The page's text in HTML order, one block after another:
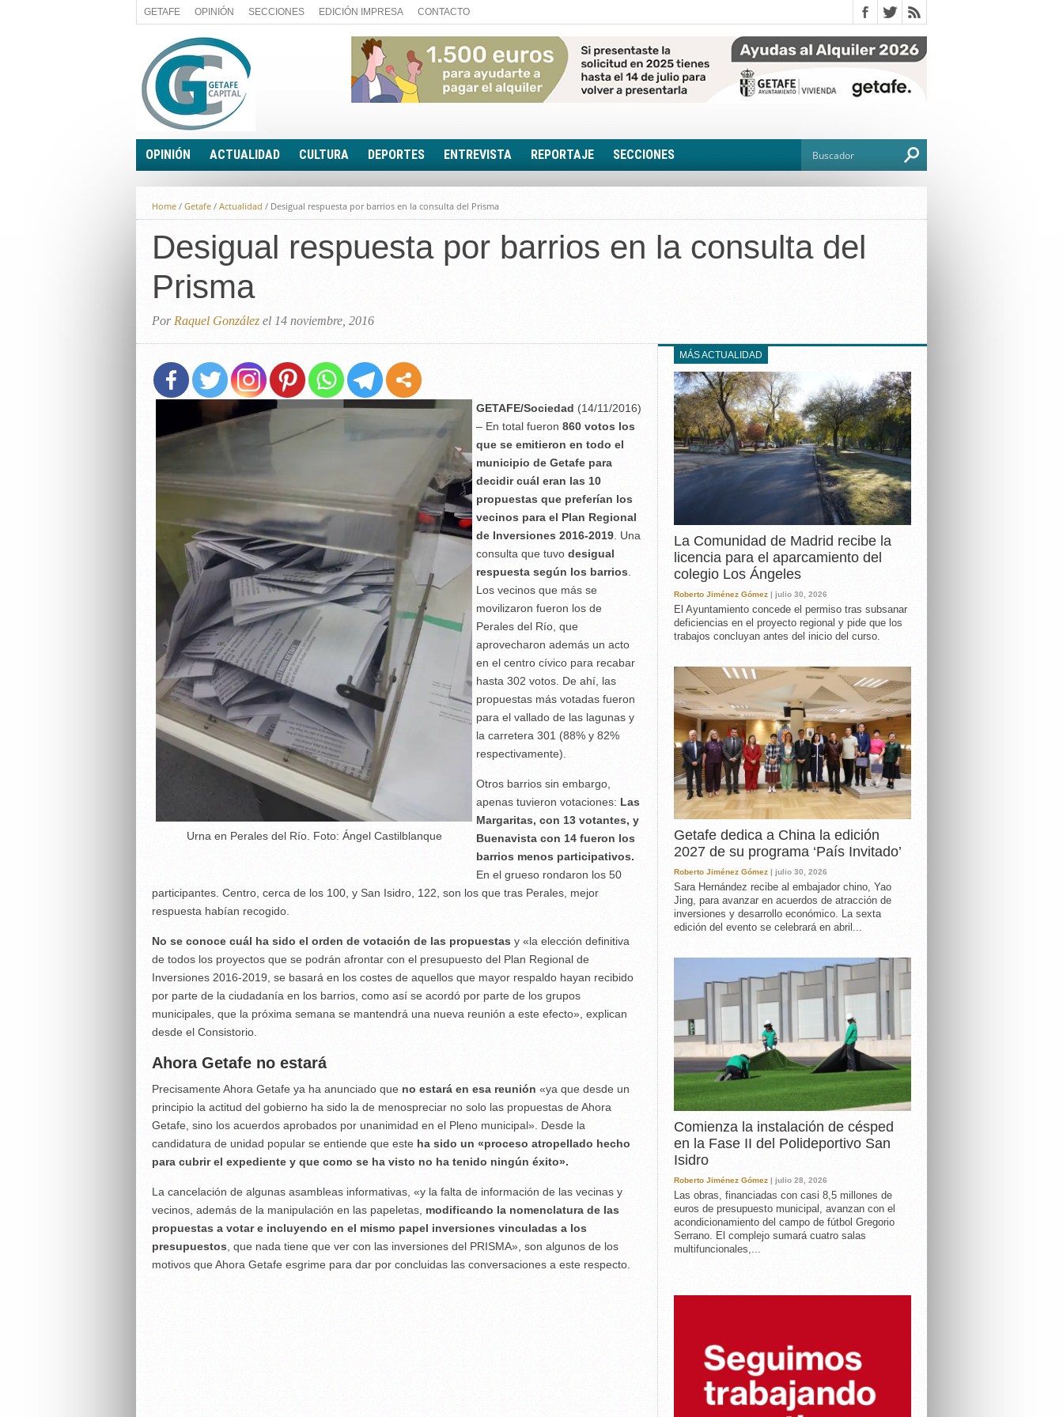
GETAFE OPINIÓN SECCIONES EDICIÓN IMPRESA CONTACTO
OPINIÓN
A FIN DE CUENTAS
PALABRA DE CONCEJAL
LA PIEDRA DE SÍSIFO
EL SACAPUNTAS
TODAS LAS BANDERAS
ROTAS
ACTUALIDAD
POLÍTICA
ECONOMÍA
SOCIEDAD
BREVES
CULTURA DEPORTES ENTREVISTA REPORTAJE SECCIONES
FOTONOTICIA
LOOK TOTAL
RINCÓN PSICOLÓGICO
LA VOZ DE LA
EXPERIENCIA
IN MEMORIAM
MEMORIA RECUPERADA
UN MINUTO EN EL
MUSEO
Home / Getafe / Actualidad / Desigual respuesta por barrios en la consulta del Prisma
Desigual respuesta por barrios en la consulta del
Prisma
Por Raquel González el 14 noviembre, 2016
Urna en Perales del Río. Foto: Ángel Castilblanque
GETAFE/Sociedad (14/11/2016)
– En total fueron 860 votos los
que se emitieron en todo el
municipio de Getafe para
decidir cuál eran las 10
propuestas que preferían los
vecinos para el Plan Regional
de Inversiones 2016-2019 . Una
consulta que tuvo desigual
respuesta según los barrios
Los vecinos que más se
movilizaron fueron los de
Perales del Río, que
aprovecharon además un acto
en el centro cívico para recabar
hasta 302 votos. De ahí, las
propuestas más votadas fueron
para el vallado de las lagunas y
la carretera 301 (88% y 82%
respectivamente).
Otros barrios sin embargo,
apenas tuvieron votaciones: Las
Margaritas, con 13 votantes, y
Buenavista con 14 fueron los
barrios menos participativos.
En el grueso rondaron los 50
participantes. Centro, cerca de los 100, y San Isidro, 122, son los que tras Perales, mejor
respuesta habían recogido.
No se conoce cuál ha sido el orden de votación de las propuestas y «la elección definitiva
de todos los proyectos que se podrán afrontar con el presupuesto del Plan Regional de
Inversiones 2016-2019, se basará en los costes de aquellos que mayor respaldo hayan recibido
por parte de la ciudadanía en los barrios, como así se acordó por parte de los grupos
municipales, que la próxima semana se mantendrá una nueva reunión a este efecto», explican
desde el Consistorio.
Ahora Getafe no estará
Precisamente Ahora Getafe ya ha anunciado que no estará en esa reunión «ya que desde un
principio la actitud del gobierno ha sido la de menospreciar no solo las propuestas de Ahora
Getafe, sino los acuerdos aprobados por unanimidad en el Pleno municipal». Desde la
candidatura de unidad popular se entiende que este ha sido un «proceso atropellado hecho
para cubrir el expediente y que como se ha visto no ha tenido ningún éxito».
La cancelación de algunas asambleas informativas, «y la falta de información de las vecinas y
vecinos, además de la manipulación en las papeletas, modificando la nomenclatura de las
propuestas a votar e incluyendo en el mismo papel inversiones vinculadas a los
presupuestos , que nada tiene que ver con las inversiones del PRISMA», son algunos de los
motivos que Ahora Getafe esgrime para dar por concluidas las conversaciones a este respecto.
MÁS ACTUALIDAD
La Comunidad de Madrid recibe la
licencia para el aparcamiento del
colegio Los Ángeles
Roberto Jiménez Gómez | julio 30, 2026
El Ayuntamiento concede el permiso tras subsanar
deficiencias en el proyecto regional y pide que los
trabajos concluyan antes del inicio del curso.
Getafe dedica a China la edición
2027 de su programa ‘País Invitado’
Roberto Jiménez Gómez | julio 30, 2026
Sara Hernández recibe al embajador chino, Yao
Jing, para avanzar en acuerdos de atracción de
inversiones y desarrollo económico. La sexta
edición del evento se celebrará en abril...
Comienza la instalación de césped
en la Fase II del Polideportivo San
Isidro
Roberto Jiménez Gómez | julio 28, 2026
Las obras, financiadas con casi 8,5 millones de
euros de presupuesto municipal, avanzan con el
acondicionamiento del campo de fútbol Gregorio
Serrano. El complejo sumará cuatro salas
multifuncionales,...